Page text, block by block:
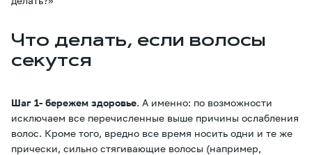
Что делать, если волосы
секутся
Шаг 1- бережем здоровье. А именно: по возможности
исключаем все перечисленные выше причины ослабления
волос. Кроме того, вредно все время носить одни и те же
прически, сильно стягивающие волосы (например,